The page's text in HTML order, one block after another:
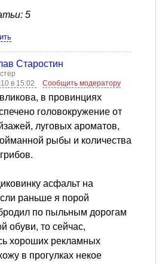
5
Старостин
в 15:02
Сообщить модератору
в провинциях
головокружение от
луговых ароматов,
рыбы и количества
асфальт на
раньше я порой
по пыльным дорогам
обуви, то сейчас,
хороших рекламных
в прогулках некое